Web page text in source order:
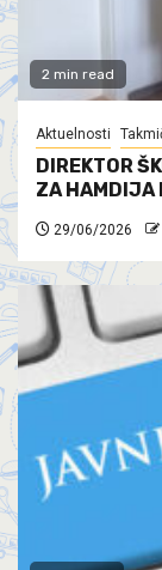
2 min read
Aktuelnosti
DIREKTOR
ZA HAMDIJA
29/06/2026